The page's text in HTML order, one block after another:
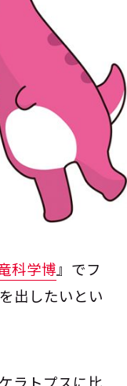
科学博』でフ
出したいとい
ラトプスに比